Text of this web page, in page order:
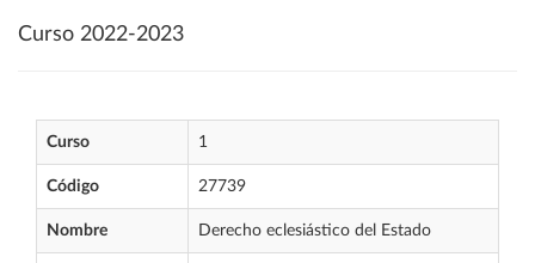
Curso 2022-2023
Curso 1
Código 27739
Nombre Derecho eclesiástico del Estado